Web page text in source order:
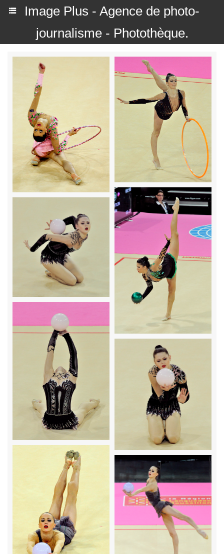
Image Plus - Agence de photo-
journalisme - Photothèque.